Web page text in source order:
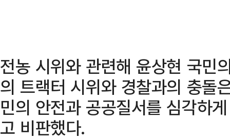
전농 시위와 관련해 윤상현 국민
의 트랙터 시위와 경찰과의 충돌
민의 안전과 공공질서를 심각하
고 비판했다.